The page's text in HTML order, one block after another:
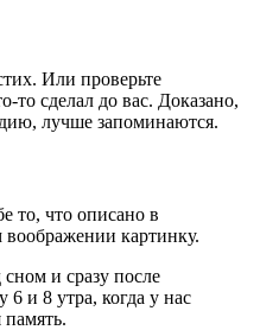
Или проверьте
то сделал до вас. Доказано,
лучше запоминаются.
то, что описано в
воображении картинку.
и сразу после
и 8 утра, когда у нас
память.